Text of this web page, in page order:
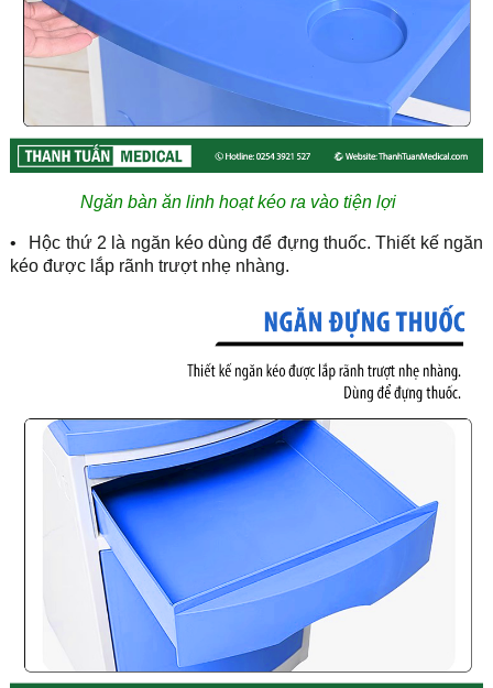
Ngăn bàn ăn linh hoạt kéo ra vào tiện lợi
•
Hộc thứ 2 là ngăn kéo dùng để đựng thuốc. Thiết kế ngăn
kéo được lắp rãnh trượt nhẹ nhàng.